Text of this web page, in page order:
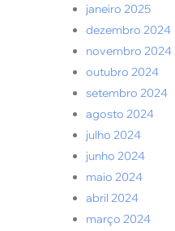
janeiro 2025
dezembro 2024
novembro 2024
outubro 2024
setembro 2024
agosto 2024
julho 2024
junho 2024
maio 2024
abril 2024
março 2024